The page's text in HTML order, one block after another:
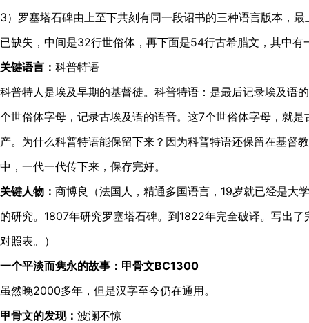
3）罗塞塔石碑由上至下共刻有同一段诏书的三种语言版本，
已缺失，中间是32行世俗体，再下面是54行古希腊文，其中有
关键语言： 科普特语
科普特人是埃及早期的基督徒。科普特语：是最后记录埃及语
个世俗体字母，记录古埃及语的语音。这7个世俗体字母，就
产。为什么科普特语能保留下来？因为科普特语还保留在基督
中，一代一代传下来，保存完好。
关键人物： 商博良（法国人，精通多国语言，19岁就已经是大
的研究。1807年研究罗塞塔石碑。到1822年完全破译。写出
对照表。）
一个平淡而隽永的故事：甲骨文BC1300
虽然晚2000多年，但是汉字至今仍在通用。
甲骨文的发现： 波澜不惊